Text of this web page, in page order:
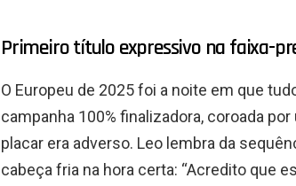
Primeiro título expressivo na faixa-
O Europeu de 2025 foi a noite em que
campanha 100% finalizadora, coroada
placar era adverso. Leo lembra da
cabeça fria na hora certa: “Acredito que